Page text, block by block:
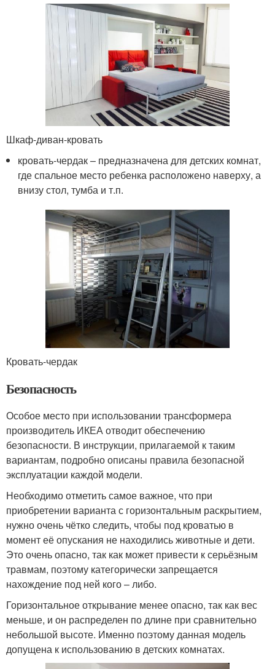
Шкаф-диван-кровать
кровать-чердак – предназначена для детских комнат,
где спальное место ребенка расположено наверху, а
внизу стол, тумба и т.п.
Кровать-чердак
Безопасность
Особое место при использовании трансформера
производитель ИКЕА отводит обеспечению
безопасности. В инструкции, прилагаемой к таким
вариантам, подробно описаны правила безопасной
эксплуатации каждой модели.
Необходимо отметить самое важное, что при
приобретении варианта с горизонтальным раскрытием,
нужно очень чётко следить, чтобы под кроватью в
момент её опускания не находились животные и дети.
Это очень опасно, так как может привести к серьёзным
травмам, поэтому категорически запрещается
нахождение под ней кого – либо.
Горизонтальное открывание менее опасно, так как вес
меньше, и он распределен по длине при сравнительно
небольшой высоте. Именно поэтому данная модель
допущена к использованию в детских комнатах.